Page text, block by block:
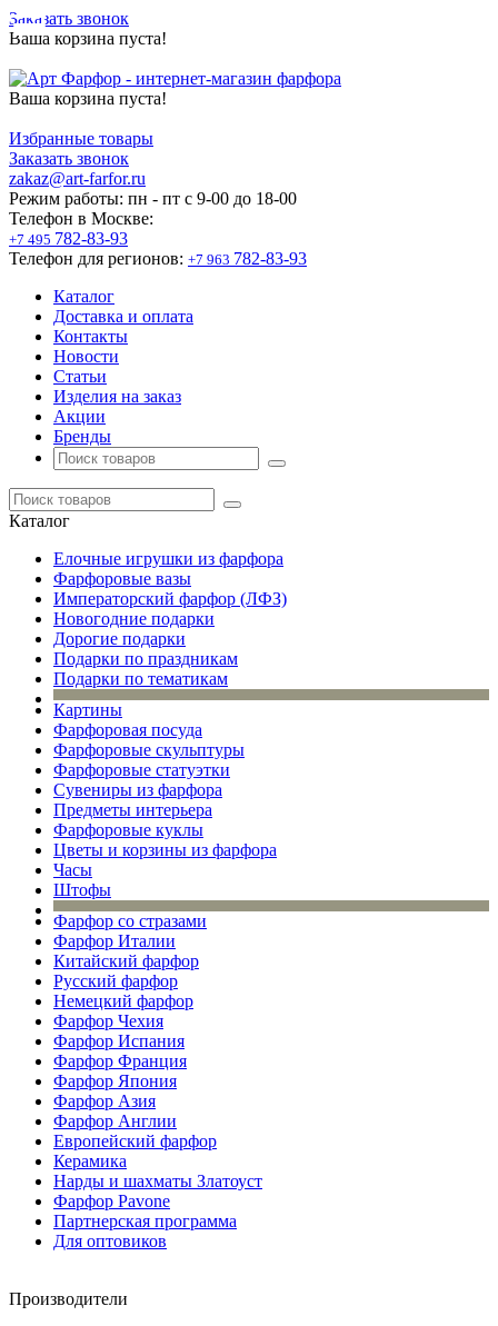
Заказать звонок
Ваша корзина пуста!
Ваша корзина пуста!
Избранные товары
Заказать звонок
zakaz@art-farfor.ru
Режим работы: пн - пт c 9-00 до 18-00
Телефон в Москве:
+7 495 782-83-93
Телефон для регионов: +7 963 782-83-93
Каталог
Доставка и оплата
Контакты
Новости
Статьи
Изделия на заказ
Акции
Бренды
Каталог
Елочные игрушки из фарфора
Фарфоровые вазы
Императорский фарфор (ЛФЗ)
Новогодние подарки
Дорогие подарки
Подарки по праздникам
Подарки по тематикам
Картины
Фарфоровая посуда
Фарфоровые скульптуры
Фарфоровые статуэтки
Сувениры из фарфора
Предметы интерьера
Фарфоровые куклы
Цветы и корзины из фарфора
Часы
Штофы
Фарфор со стразами
Фарфор Италии
Китайский фарфор
Русский фарфор
Немецкий фарфор
Фарфор Чехия
Фарфор Испания
Фарфор Франция
Фарфор Япония
Фарфор Азия
Фарфор Англии
Европейский фарфор
Керамика
Нарды и шахматы Златоуст
Фарфор Pavone
Партнерская программа
Для оптовиков
Производители